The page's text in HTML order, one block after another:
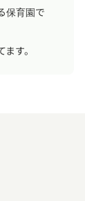
保育園で
す。